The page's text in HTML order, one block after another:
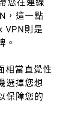
您在連線
，這一點
VPN則是
。
相當直覺性
選擇您想
保障您的